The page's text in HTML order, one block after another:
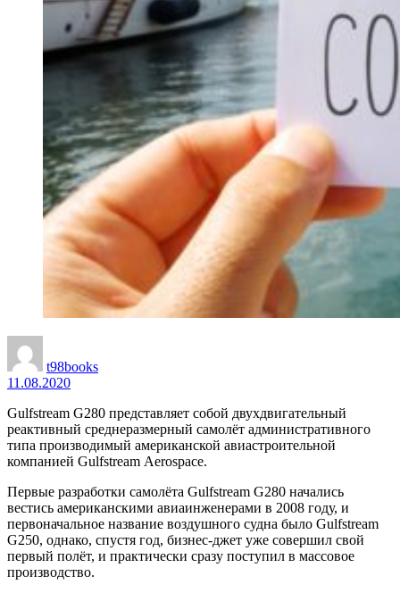
t98books
11.08.2020
Gulfstream G280 представляет собой двухдвигательный
реактивный среднеразмерный самолёт административного
типа производимый американской авиастроительной
компанией Gulfstream Aerospace.
Первые разработки самолёта Gulfstream G280 начались
вестись американскими авиаинженерами в 2008 году, и
первоначальное название воздушного судна было Gulfstream
G250, однако, спустя год, бизнес-джет уже совершил свой
первый полёт, и практически сразу поступил в массовое
производство.